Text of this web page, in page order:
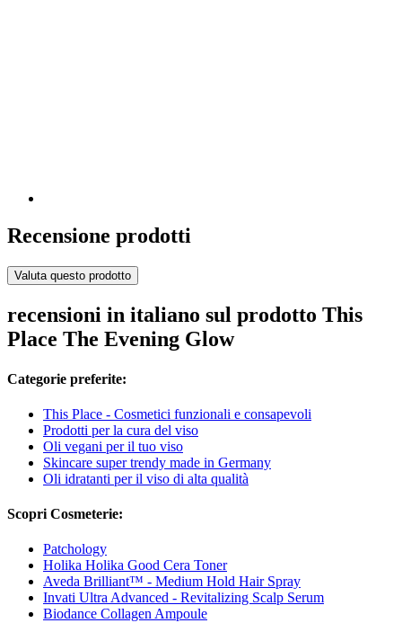
Recensione prodotti
Valuta questo prodotto
recensioni in italiano sul prodotto This
Place The Evening Glow
Categorie preferite:
This Place - Cosmetici funzionali e consapevoli
Prodotti per la cura del viso
Oli vegani per il tuo viso
Skincare super trendy made in Germany
Oli idratanti per il viso di alta qualità
Scopri Cosmeterie:
Patchology
Holika Holika Good Cera Toner
Aveda Brilliant™ - Medium Hold Hair Spray
Invati Ultra Advanced - Revitalizing Scalp Serum
Biodance Collagen Ampoule